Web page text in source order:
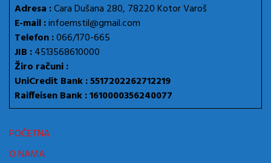
Adresa :Cara Dušana 280, 78220 Kotor Varoš
E-mail :infoemstil@gmail.com
Telefon :066/170-665
JIB :4513568610000
Žiro računi :
UniCredit Bank : 5517202262712219
Raiffeisen Bank : 1610000356240077
POČETNA
O NAMA